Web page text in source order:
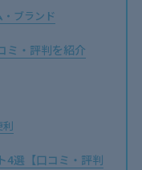
ブランド
ミ・評判を紹介
4選【口コミ・評判